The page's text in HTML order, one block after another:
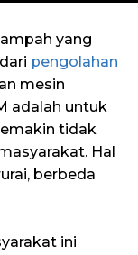
yang
pengolahan
mesin
adalah untuk
tidak
Hal
berbeda
ini